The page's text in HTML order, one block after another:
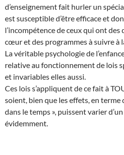
d’enseignement fait hurler un
est susceptible d’être efficace et
l’incompétence de ceux qui ont des
cœur et des programmes à suivre à
La véritable psychologie de
relative au fonctionnement de lois
et invariables elles aussi.
Ces lois s’appliquent de ce fait à
soient, bien que les effets, en terme
dans le temps », puissent varier
évidemment.